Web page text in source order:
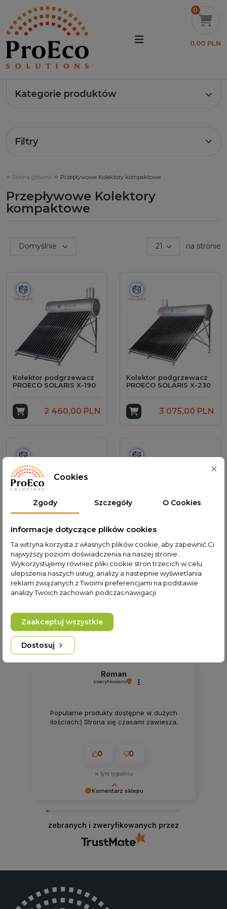
0
0,00 PLN
Kategorie produktów
Filtry
Strona główna Przepływowe Kolektory kompaktowe
Przepływowe Kolektory
kompaktowe
Sortuj wg:
Domyślnie 21 na stronie
Kolektor podgrzewacz
PROECO SOLARIS X-190
Dodaj do koszyka
2 460,00 PLN
Kolektor podgrzewacz
PROECO SOLARIS X-230
Dodaj do koszyka
3 075,00 PLN
Kolektor podgrzewacz
PROECO SOLARIS X-270
Dodaj do koszyka
3 444,00 PLN
Kolektor podgrzewacz
PROECO SOLARIS X-330
Dodaj do koszyka
3 936,00 PLN
4.9
Ocena
Na podstawie
821opinii
Komentarz sklepu
oczekiwania. Zapraszamy ponownie!
Roman
zweryfikowano
Popularne produkty dostępne w dużych
ilościach:) Strona się czasami zawiesza.
0 0
w tym tygodniu
zebranych i zweryfikowanych przez
Cookies
Zgody Szczegóły O Cookies
Informacje dotyczące plików cookies
Ta witryna korzysta z własnych plików cookie, aby zapewnić Ci
najwyższy poziom doświadczenia na naszej stronie .
Wykorzystujemy również pliki cookie stron trzecich w celu
ulepszenia naszych usług, analizy a nastepnie wyświetlania
reklam związanych z Twoimi preferencjami na podstawie
analizy Twoich zachowań podczas nawigacji.
Dostosuj
Zaakceptuj wszystkie